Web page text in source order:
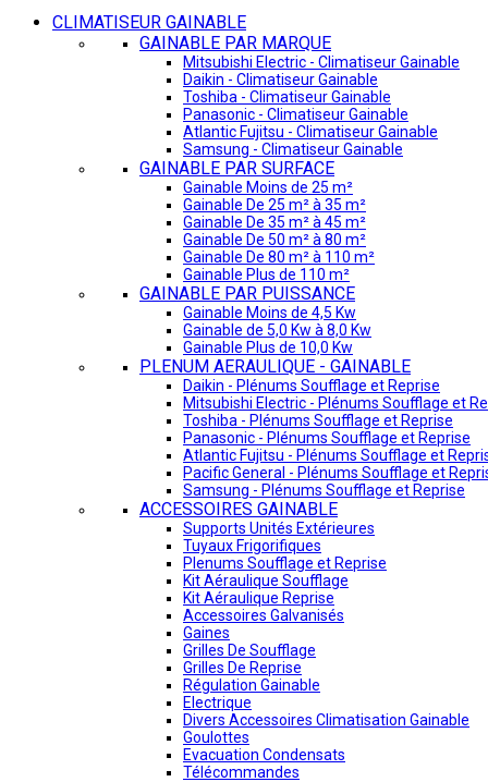
CLIMATISEUR GAINABLE
GAINABLE PAR MARQUE
Mitsubishi Electric - Climatiseur Gainable
Daikin - Climatiseur Gainable
Toshiba - Climatiseur Gainable
Panasonic - Climatiseur Gainable
Atlantic Fujitsu - Climatiseur Gainable
Samsung - Climatiseur Gainable
GAINABLE PAR SURFACE
Gainable Moins de 25 m²
Gainable De 25 m² à 35 m²
Gainable De 35 m² à 45 m²
Gainable De 50 m² à 80 m²
Gainable De 80 m² à 110 m²
Gainable Plus de 110 m²
GAINABLE PAR PUISSANCE
Gainable Moins de 4,5 Kw
Gainable de 5,0 Kw à 8,0 Kw
Gainable Plus de 10,0 Kw
PLENUM AERAULIQUE - GAINABLE
Daikin - Plénums Soufflage et Reprise
Mitsubishi Electric - Plénums Soufflage et
Toshiba - Plénums Soufflage et Reprise
Panasonic - Plénums Soufflage et Reprise
Atlantic Fujitsu - Plénums Soufflage et
Pacific General - Plénums Soufflage et
Samsung - Plénums Soufflage et Reprise
ACCESSOIRES GAINABLE
Supports Unités Extérieures
Tuyaux Frigorifiques
Plenums Soufflage et Reprise
Kit Aéraulique Soufflage
Kit Aéraulique Reprise
Accessoires Galvanisés
Gaines
Grilles De Soufflage
Grilles De Reprise
Régulation Gainable
Electrique
Divers Accessoires Climatisation Gainable
Goulottes
Evacuation Condensats
Télécommandes